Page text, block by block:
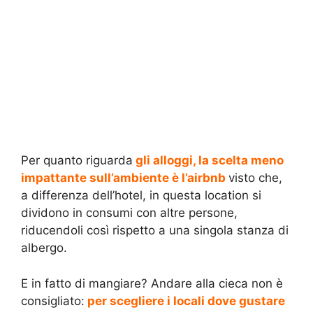
Per quanto riguarda gli alloggi, la scelta meno
impattante sull’ambiente è l’airbnb visto che,
a differenza dell’hotel, in questa location si
dividono in consumi con altre persone,
riducendoli così rispetto a una singola stanza di
albergo.
E in fatto di mangiare? Andare alla cieca non è
consigliato: per scegliere i locali dove gustare